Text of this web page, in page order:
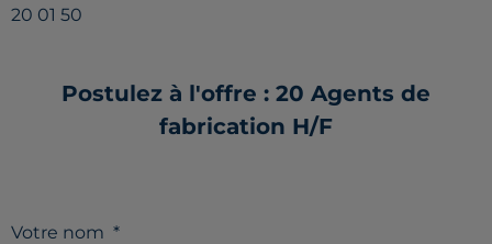
20 01 50
Postulez à l'offre : 20 Agents de
fabrication H/F
Votre nom *